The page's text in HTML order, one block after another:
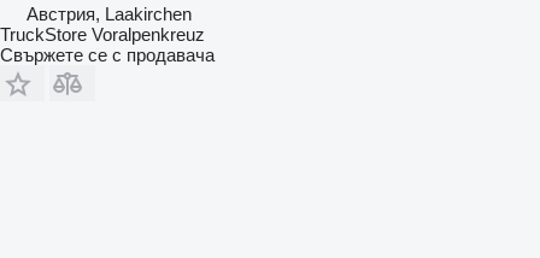
Австрия, Laakirchen
TruckStore Voralpenkreuz
Свържете се с продавача